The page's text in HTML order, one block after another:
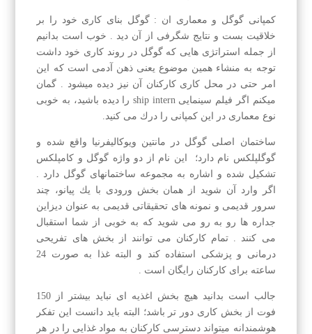
كمپانی گوگل و معماری ان : گوگل بنای كاری خود را بر
خلاقیت بست و نتایج شگرفی از آن دید . خوب است بدانیم
از جمله استراتژی هایی كه گوگل در روند كاری خود داشت
توجه به منشاء همین موضوع یعنی ذهن آدمی است كه این
امر حتی در محل كاری كاركنان آن نیز دیده میشود . گمان
میكنم اگر فیلم سینمایی ship intern را دیده باشید، به خوبی
نوع معماری در این كمپانی را درك می كنید.
ساختمان اصلی گوگل در مانتین ویوكالیفرنیا واقع شده و
گوگلپلكس نام دارد؛ این نام از دو واژه گوگل و كامپلكس
تشكیل شده و اشاره به مجموعه ساختمانهای گوگل دارد .
اگر وارد آن شوید از همان بخش ورودی با یك پیانو، چند
سرور قدیمی و نمونه های تحقیقاتی قدیمی به عنوان دیزاین
جداره ها رو به رو می شوید كه به خوبی از شما استقبال
می كنند . تمام كاركنان می توانند از بخش های تفریحی
درمانی و پزشكی استفاده كند و البته غذا به صورت 24
ساعته برای كاركنان رایگان است .
جالب است بدانید هیچ بخش اغذیه ای نباید بیشتر از 150
فوت از بخش كاری دور تر باشد؛ البته باید دانست این تفكر
هوشمندانه میتواند دسترسی كاركنان به مواد غذایی را در هر